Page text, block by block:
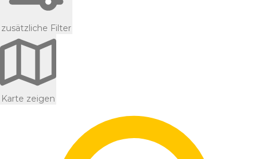
zusätzliche Filter
Karte zeigen